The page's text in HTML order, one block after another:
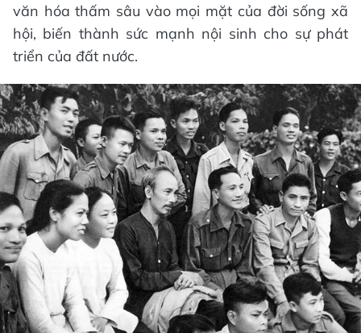
văn hóa thấm sâu vào mọi mặt của đời sống xã
hội, biến thành sức mạnh nội sinh cho sự phát
triển của đất nước.